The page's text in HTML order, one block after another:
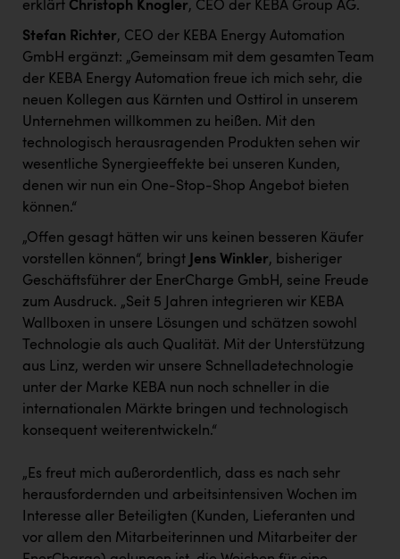
erklärt Christoph Knogler, CEO der KEBA Group AG.
Stefan Richter, CEO der KEBA Energy Automation
GmbH ergänzt: „Gemeinsam mit dem gesamten Team
der KEBA Energy Automation freue ich mich sehr, die
neuen Kollegen aus Kärnten und Osttirol in unserem
Unternehmen willkommen zu heißen. Mit den
technologisch herausragenden Produkten sehen wir
wesentliche Synergieeffekte bei unseren Kunden,
denen wir nun ein One-Stop-Shop Angebot bieten
können.“
„Offen gesagt hätten wir uns keinen besseren Käufer
vorstellen können“, bringt
Jens Winkler, bisheriger
Geschäftsführer der EnerCharge GmbH, seine Freude
zum Ausdruck. „Seit 5 Jahren integrieren wir KEBA
Wallboxen in unsere Lösungen und schätzen sowohl
Technologie als auch Qualität. Mit der Unterstützung
aus Linz, werden wir unsere Schnelladetechnologie
unter der Marke KEBA nun noch schneller in die
internationalen Märkte bringen und technologisch
konsequent weiterentwickeln.“
„Es freut mich außerordentlich, dass es nach sehr
herausfordernden und arbeitsintensiven Wochen im
Interesse aller Beteiligten (Kunden, Lieferanten und
vor allem den Mitarbeiterinnen und Mitarbeiter der